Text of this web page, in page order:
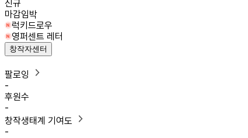
신규
마감임박
럭키드로우
영퍼센트 레터
창작자센터
팔로잉
-
후원수
-
창작생태계 기여도
-